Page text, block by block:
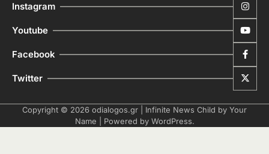
Instagram
Youtube
Facebook
Twitter
Copyright © 2026 odialogos.gr | Infinite News Child by Your
Name | Powered by WordPress.